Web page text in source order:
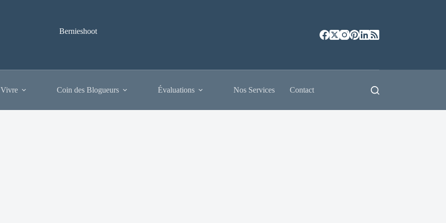
Bernieshoot
Coin des Blogueurs Évaluations Nos Services Contact